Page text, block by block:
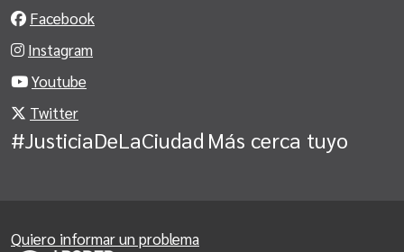
Facebook
Instagram
Youtube
Twitter
#JusticiaDeLaCiudad Más cerca tuyo
Quiero informar un problema